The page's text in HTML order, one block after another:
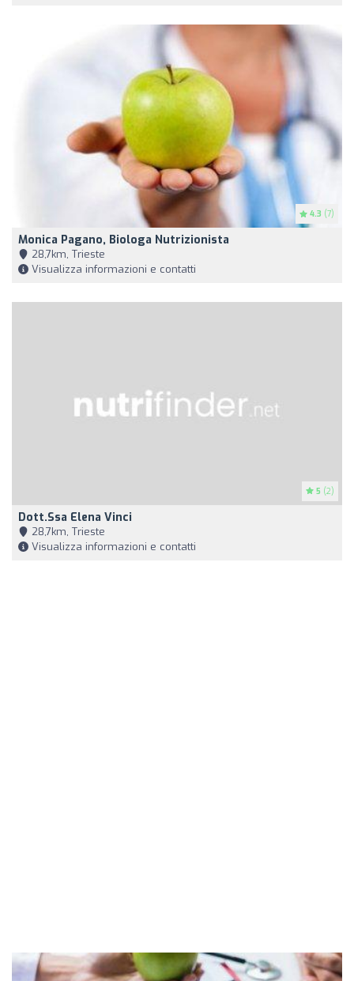
4.3 (7)
Monica Pagano, Biologa Nutrizionista
28,7km, Trieste
Visualizza informazioni e contatti
5 (2)
Dott.ssa Elena Vinci
28,7km, Trieste
Visualizza informazioni e contatti